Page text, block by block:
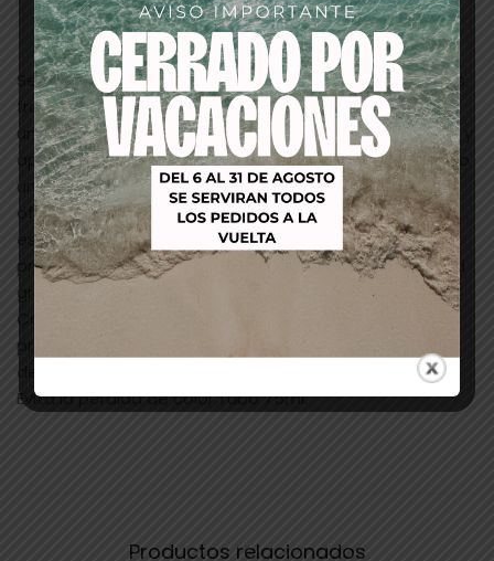
Descripción
Se trata del primer tinte permanente y con las nuevas
fragancias que puedes mezclar en el tinte para tener
una fragancia diferente.Nueva Fórmula SIN AMONIACO y
aprovecha las últimas innovaciones en color.No es solo
un tinte cualquiera, es Color Sublime es ideal para
ofrecer un servicio personalizado para el cliente, con
esta línea proporciona herramientas para que el
profesional de peluquería exprese toda su creatividad
gracias a la novedosa técnica Insta Hair
Contouring.Contiene aceite de Rosa mosqueta, con
propiedades calmantes, y reparadoras, que ayuda a
dejar el cabello más suave.
Evita la pérdida de color.Tubo 75ml.
Productos relacionados